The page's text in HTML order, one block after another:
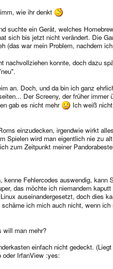
wie ihr denkt
suchte ein Gerät, welches
sich bis jetzt nicht verändert. Die
(das war mein Problem, nachdem
nachvollziehen konnte, doch dazu
an. Doch, und da bin ich ganz
Der Screeny, der früher
gab es nicht mehr
Ich weiß
einzudecken, irgendwie wirkt
wird man eigentlich nie zu
zum Zeitpunkt meiner
Fehlercodes auswendig, kann
das möchte ich niemandem
auseinandergesetzt, doch dies
ich mich auch nicht, wenn
will man mehr?
einfach nicht gedeckt.
oder IrfanView :yes: